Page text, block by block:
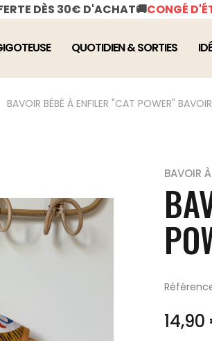
DÈS 30€ D'ACHAT🚚CONGÉ
QUOTIDIEN & SORTIES
BAVOIR BÉBÉ À ENFILER "CAT POWER"
BAVOIR